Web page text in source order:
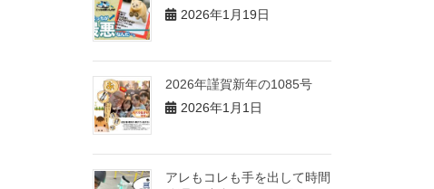
2026年1月19日
2026年謹賀新年の1085号
2026年1月1日
アレもコレも手を出して時間